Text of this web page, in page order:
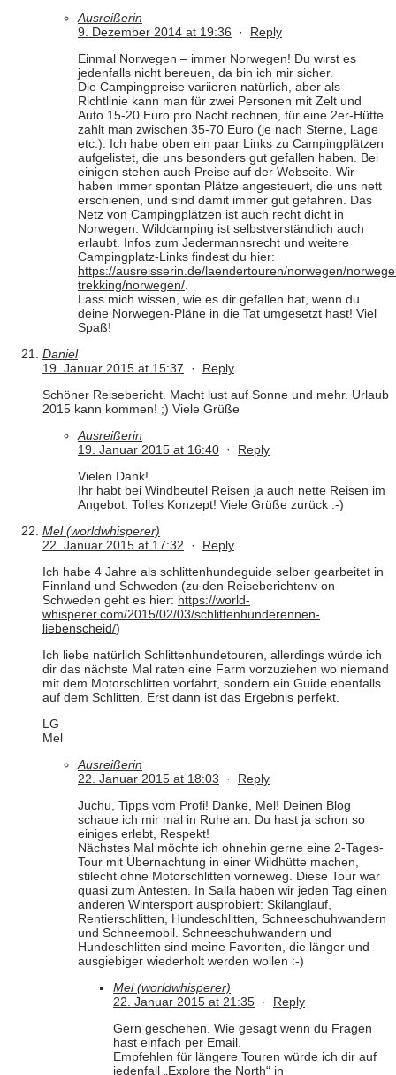
Ausreißerin
9. Dezember 2014 at 19:36 · Reply
Einmal Norwegen – immer Norwegen! Du wirst es
jedenfalls nicht bereuen, da bin ich mir sicher.
Die Campingpreise variieren natürlich, aber als
Richtlinie kann man für zwei Personen mit Zelt und
Auto 15-20 Euro pro Nacht rechnen, für eine 2er-Hütte
zahlt man zwischen 35-70 Euro (je nach Sterne, Lage
etc.). Ich habe oben ein paar Links zu Campingplätzen
aufgelistet, die uns besonders gut gefallen haben. Bei
einigen stehen auch Preise auf der Webseite. Wir
haben immer spontan Plätze angesteuert, die uns nett
erschienen, und sind damit immer gut gefahren. Das
Netz von Campingplätzen ist auch recht dicht in
Norwegen. Wildcamping ist selbstverständlich auch
erlaubt. Infos zum Jedermannsrecht und weitere
Campingplatz-Links findest du hier:
https://ausreisserin.de/laendertouren/norwegen/
trekking/norwegen/.
Lass mich wissen, wie es dir gefallen hat, wenn du
deine Norwegen-Pläne in die Tat umgesetzt hast! Viel
Spaß!
Daniel
19. Januar 2015 at 15:37 · Reply
Schöner Reisebericht. Macht lust auf Sonne und mehr. Urlaub
2015 kann kommen! ;) Viele Grüße
Ausreißerin
19. Januar 2015 at 16:40 · Reply
Vielen Dank!
Ihr habt bei Windbeutel Reisen ja auch nette Reisen im
Angebot. Tolles Konzept! Viele Grüße zurück :-)
Mel (worldwhisperer)
22. Januar 2015 at 17:32 · Reply
Ich habe 4 Jahre als schlittenhundeguide selber gearbeitet in
Finnland und Schweden (zu den Reiseberichtenv on
Schweden geht es hier: https://world-
whisperer.com/2015/02/03/schlittenhunderennen-
liebenscheid/)
Ich liebe natürlich Schlittenhundetouren, allerdings würde ich
dir das nächste Mal raten eine Farm vorzuziehen wo niemand
mit dem Motorschlitten vorfährt, sondern ein Guide ebenfalls
auf dem Schlitten. Erst dann ist das Ergebnis perfekt.
LG
Mel
Ausreißerin
22. Januar 2015 at 18:03 · Reply
Juchu, Tipps vom Profi! Danke, Mel! Deinen Blog
schaue ich mir mal in Ruhe an. Du hast ja schon so
einiges erlebt, Respekt!
Nächstes Mal möchte ich ohnehin gerne eine 2-Tages-
Tour mit Übernachtung in einer Wildhütte machen,
stilecht ohne Motorschlitten vorneweg. Diese Tour war
quasi zum Antesten. In Salla haben wir jeden Tag einen
anderen Wintersport ausprobiert: Skilanglauf,
Rentierschlitten, Hundeschlitten, Schneeschuhwandern
und Schneemobil. Schneeschuhwandern und
Hundeschlitten sind meine Favoriten, die länger und
ausgiebiger wiederholt werden wollen :-)
Mel (worldwhisperer)
22. Januar 2015 at 21:35 · Reply
Gern geschehen. Wie gesagt wenn du Fragen
hast einfach per Email.
Empfehlen für längere Touren würde ich dir auf
jedenfall „Explore the North“ in